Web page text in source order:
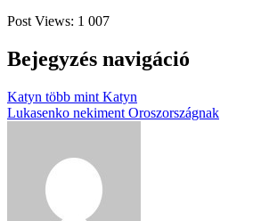
Post Views: 1 007
Bejegyzés navigáció
Katyn több mint Katyn
Lukasenko nekiment Oroszországnak